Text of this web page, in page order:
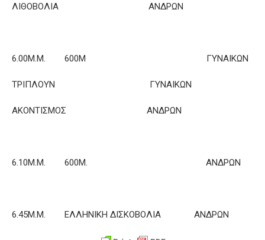
ΛΙΘΟΒΟΛΙΑ ΑΝΔΡΩΝ
6.00Μ.Μ. 600M ΓΥΝΑΙΚΩΝ
ΤΡΙΠΛΟΥΝ ΓΥΝΑΙΚΩΝ
ΑΚΟΝΤΙΣΜΟΣ ΑΝΔΡΩΝ
6.10Μ.Μ. 600Μ. ΑΝΔΡΩΝ
6.45Μ.Μ. ΕΛΛΗΝΙΚΗ ΔΙΣΚΟΒΟΛΙΑ ΑΝΔΡΩΝ